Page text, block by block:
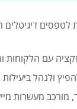
עם
ולנהל
מעשרות